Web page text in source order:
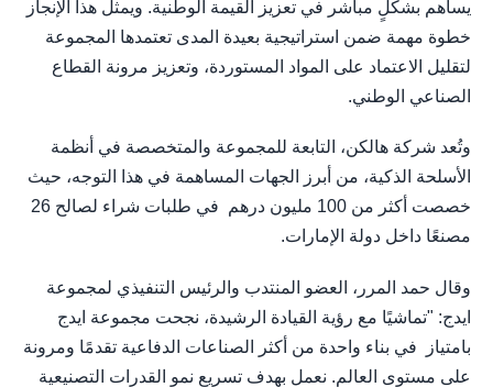
يساهم بشكلٍ مباشر في تعزيز القيمة الوطنية. ويمثل هذا الإنجاز
خطوة مهمة ضمن استراتيجية بعيدة المدى تعتمدها المجموعة
لتقليل الاعتماد على المواد المستوردة، وتعزيز مرونة القطاع
الصناعي الوطني.
وتُعد شركة هالكن، التابعة للمجموعة والمتخصصة في أنظمة
الأسلحة الذكية، من أبرز الجهات المساهمة في هذا التوجه، حيث
خصصت أكثر من 100 مليون درهم في طلبات شراء لصالح 26
مصنعًا داخل دولة الإمارات.
وقال حمد المرر، العضو المنتدب والرئيس التنفيذي لمجموعة
ايدج: "تماشيًا مع رؤية القيادة الرشيدة، نجحت مجموعة ايدج
بامتياز في بناء واحدة من أكثر الصناعات الدفاعية تقدمًا ومرونة
على مستوى العالم. نعمل بهدف تسريع نمو القدرات التصنيعية